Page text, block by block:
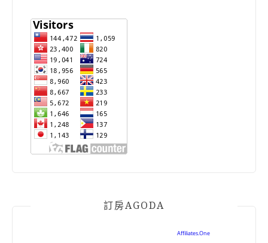
訂房AGODA